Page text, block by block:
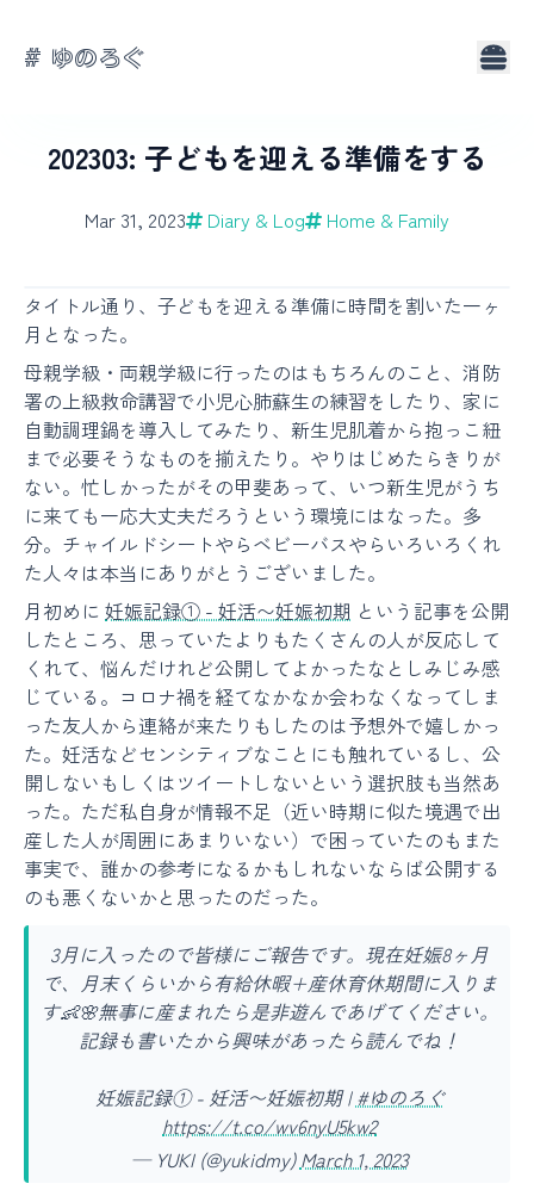
# ゆのろぐ
202303: 子どもを迎える準備をする
Mar 31, 2023 Diary & Log Home & Family
タイトル通り、子どもを迎える準備に時間を割いた一ヶ
月となった。
母親学級・両親学級に行ったのはもちろんのこと、消防
署の上級救命講習で小児心肺蘇生の練習をしたり、家に
自動調理鍋を導入してみたり、新生児肌着から抱っこ紐
まで必要そうなものを揃えたり。やりはじめたらきりが
ない。忙しかったがその甲斐あって、いつ新生児がうち
に来ても一応大丈夫だろうという環境にはなった。多
分。チャイルドシートやらベビーバスやらいろいろくれ
た人々は本当にありがとうございました。
月初めに 妊娠記録① - 妊活〜妊娠初期 という記事を公開
したところ、思っていたよりもたくさんの人が反応して
くれて、悩んだけれど公開してよかったなとしみじみ感
じている。コロナ禍を経てなかなか会わなくなってしま
った友人から連絡が来たりもしたのは予想外で嬉しかっ
た。妊活などセンシティブなことにも触れているし、公
開しないもしくはツイートしないという選択肢も当然あ
った。ただ私自身が情報不足（近い時期に似た境遇で出
産した人が周囲にあまりいない）で困っていたのもまた
事実で、誰かの参考になるかもしれないならば公開する
のも悪くないかと思ったのだった。
3月に入ったので皆様にご報告です。現在妊娠8ヶ月
で、月末くらいから有給休暇+産休育休期間に入りま
す👶🌸無事に産まれたら是非遊んであげてください。
記録も書いたから興味があったら読んでね！
妊娠記録① - 妊活〜妊娠初期 |#ゆのろぐ
https://t.co/wv6nyU5kw2
— YUKI (@yukidmy)March 1, 2023